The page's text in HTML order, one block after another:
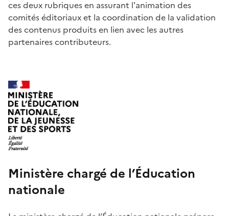
ces deux rubriques en assurant l'animation des
comités éditoriaux et la coordination de la validation
des contenus produits en lien avec les autres
partenaires contributeurs.
Ministère chargé de l’Éducation
nationale